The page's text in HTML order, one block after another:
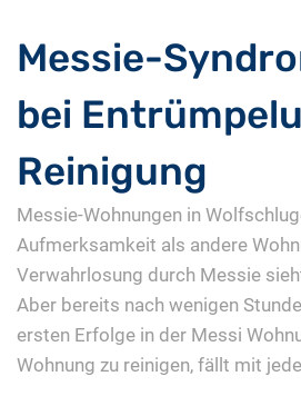
Messie-
bei
Reinigung
Messie-Wohnungen in
Aufmerksamkeit als andere
Verwahrlosung durch Messie
Aber bereits nach wenigen
ersten Erfolge in der Messi
Wohnung zu reinigen, fällt mit